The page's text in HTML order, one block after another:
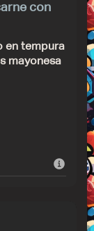
con
en tempura
mayonesa